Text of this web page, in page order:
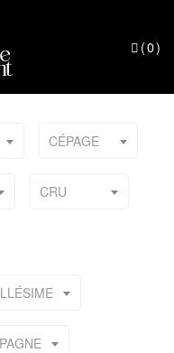
(0)
CÉPAGE
CRU